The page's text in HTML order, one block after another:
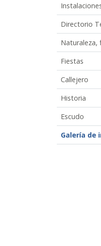
Directorio
Naturaleza,
Fiestas
Callejero
Historia
Escudo
Galería de